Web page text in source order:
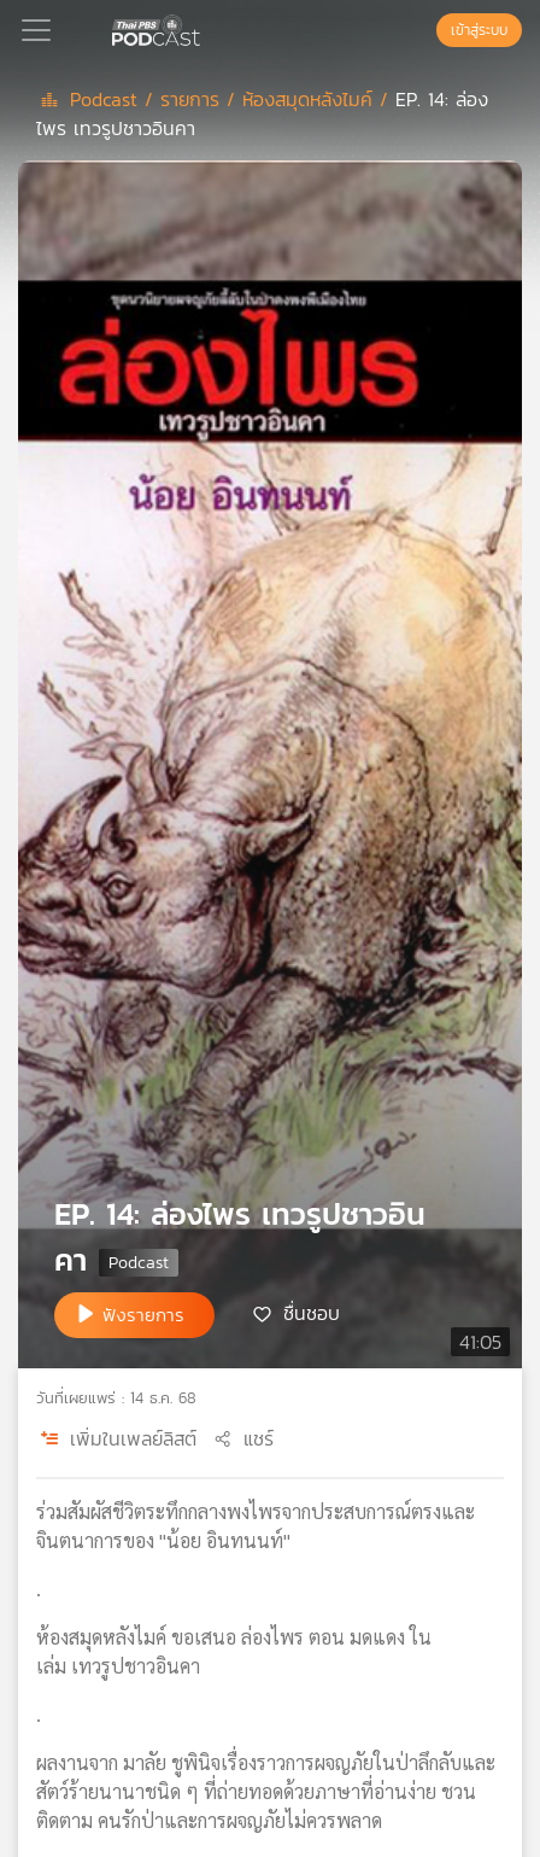
Podcast
เพล
ลิ
ย์
บทความ
ข่าว
และ
กิจกรรม
เกี่ยว
กับ
เรา
เครือ
ข่าย
วิทยุ
วิทยุ
เครือ
ข่าย
เข้าสู่ระบบ
Podcast / รายการ / ห้องสมุดหลังไมค์ / EP. 14: ล่อง
ไพร เทวรูปชาวอินคา
41:05
EP. 14: ล่องไพร เทวรูปชาวอิน
คา
ฟังรายการ ชื่นชอบ
วันที่เผยแพร่ : 14 ธ.ค. 68
เพิ่มในเพลย์ลิสต์ แชร์
ร่วมสัมผัสชีวิตระทึกกลางพงไพรจากประสบการณ์ตรงและ
จินตนาการของ "น้อย อินทนนท์"
.
ห้องสมุดหลังไมค์ ขอเสนอ ล่องไพร ตอน มดแดง ใน
เล่ม เทวรูปชาวอินคา
.
ผลงานจาก มาลัย ชูพินิจเรื่องราวการผจญภัยในป่าลึกลับและ
สัตว์ร้ายนานาชนิด ๆ ที่ถ่ายทอดด้วยภาษาที่อ่านง่าย ชวน
ติดตาม คนรักป่าและการผจญภัยไม่ควรพลาด